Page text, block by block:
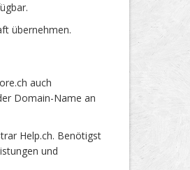
übernehmen.
auch
Domain-Name an
Help.ch. Benötigst
und